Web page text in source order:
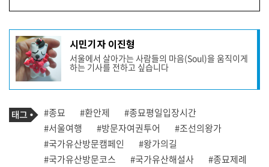
기
사
작
성
자
프
필
시민기자 이진형
서울에서 살아가는 사람들의 마음(Soul)을 움직이게
하는 기사를 전하고 싶습니다
기
사
관
련
태
그
태
그
#종묘 #환안제
#종묘평일입장시간
#서울여행
#방문자여권투어
#조선의왕가
#국가유산방문캠페인
#왕가의길
#국가유산방문코스
#국가유산해설사
#종묘제례